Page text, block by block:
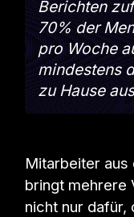
Berichten
70% der
pro Woche
mindestens
zu Hause
Mitarbeiter aus
bringt mehrere
nicht nur dafür,